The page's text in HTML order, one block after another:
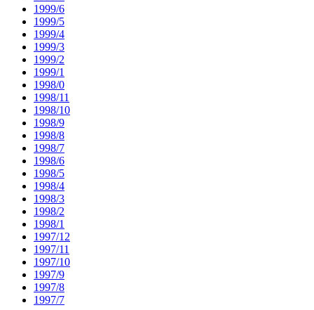
1999/6
1999/5
1999/4
1999/3
1999/2
1999/1
1998/0
1998/11
1998/10
1998/9
1998/8
1998/7
1998/6
1998/5
1998/4
1998/3
1998/2
1998/1
1997/12
1997/11
1997/10
1997/9
1997/8
1997/7